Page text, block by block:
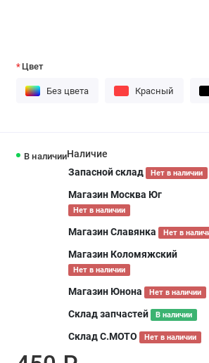
В наличииНаличие
Запасной склад
Нет в наличии
Магазин Москва Юг
Нет в наличии
Магазин Славянка Нет в
Магазин Коломяжский
Нет в наличии
Магазин Юнона Нет в наличии
Склад запчастей В наличии
Склад С.МОТО Нет в наличии
Цвет
Без цвета Красный